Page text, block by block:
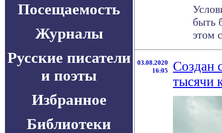
Посещаемость
Журналы
Русские писатели
и поэты
Избранное
Библиотеки
быть
этом
03.08.2020
16:05
Создан
тысячи